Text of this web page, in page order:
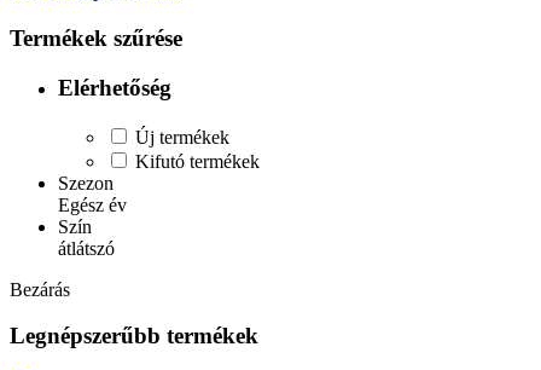
Termékek szűrése
Elérhetőség
Új termékek
Kifutó termékek
Szezon
Egész év
Szín
átlátszó
Bezárás
Legnépszerűbb termékek